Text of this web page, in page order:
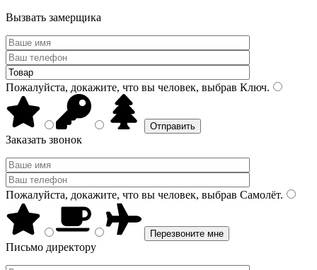
Вызвать замерщика
Пожалуйста, докажите, что вы человек, выбрав Ключ.
Заказать звонок
Пожалуйста, докажите, что вы человек, выбрав Самолёт.
Письмо директору